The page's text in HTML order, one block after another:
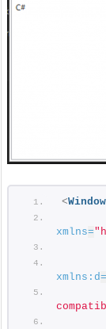
<Window
xmlns=
xmlns:d=